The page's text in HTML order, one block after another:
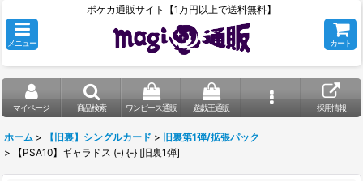
ポケカ通販サイト【1万円以上で送料無料】
メニュー カート
マイページ 商品検索 ワンピース通販 遊戯王通販 採用情報
ホーム > 【旧裏】シングルカード > 旧裏第1弾/拡張パック
>
【PSA10】ギャラドス (-) {-} [旧裏1弾]